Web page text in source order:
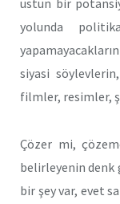
üstün bir
yolunda
siyasi
filmler, resimler,
Çözer mi,
belirleyenin denk
bir şey var, evet